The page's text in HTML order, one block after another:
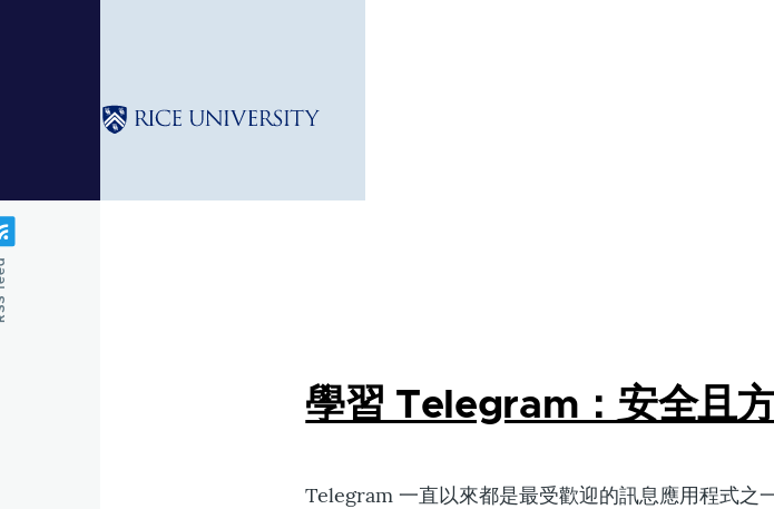
學習 Telegram：安全且
Telegram 一直以來都是最受歡迎的訊息應用程式之